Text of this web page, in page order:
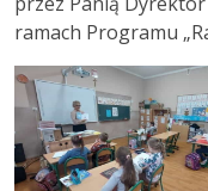
ramach Programu